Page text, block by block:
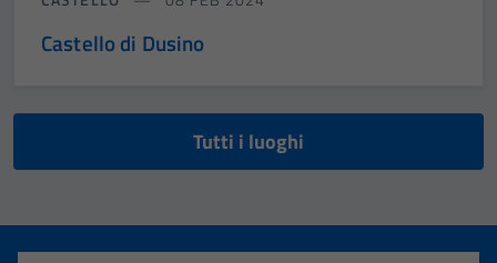
Castello di Dusino
Tutti i luoghi